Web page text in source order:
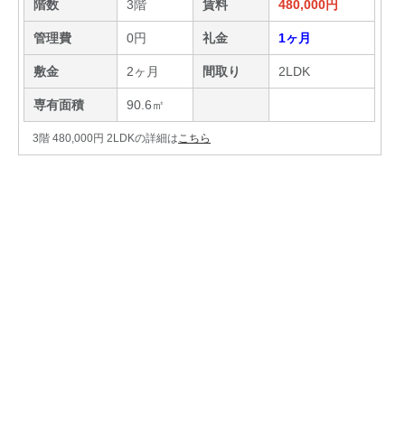
階数 3階 賃料 480,000円
管理費 0円 礼金 1ヶ月
敷金 2ヶ月 間取り 2LDK
専有面積 90.6㎡
3階 480,000円 2LDKの詳細は こちら